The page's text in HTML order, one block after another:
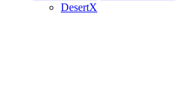
DesertX